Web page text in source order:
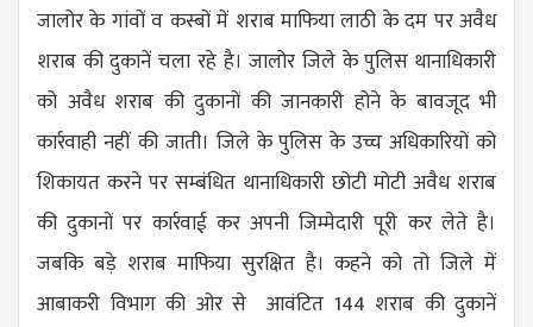
जालोर के गांवों व कस्बों में शराब माफिया लाठी के दम पर अवैध
शराब की दुकानें चला रहे है। जालोर जिले के पुलिस थानाधिकारी
को अवैध शराब की दुकानों की जानकारी होने के बावजूद भी
कार्रवाही नहीं की जाती। जिले के पुलिस के उच्च अधिकारियों को
शिकायत करने पर सम्बंधित थानाधिकारी छोटी मोटी अवैध शराब
की दुकानों पर कार्रवाई कर अपनी जिम्मेदारी पूरी कर लेते है।
जबकि बड़े शराब माफिया सुरक्षित है। कहने को तो जिले में
आबाकरी विभाग की ओर से आवंटित 144 शराब की दुकानें